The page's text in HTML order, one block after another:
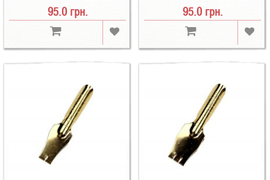
95.0 грн. 95.0 грн.